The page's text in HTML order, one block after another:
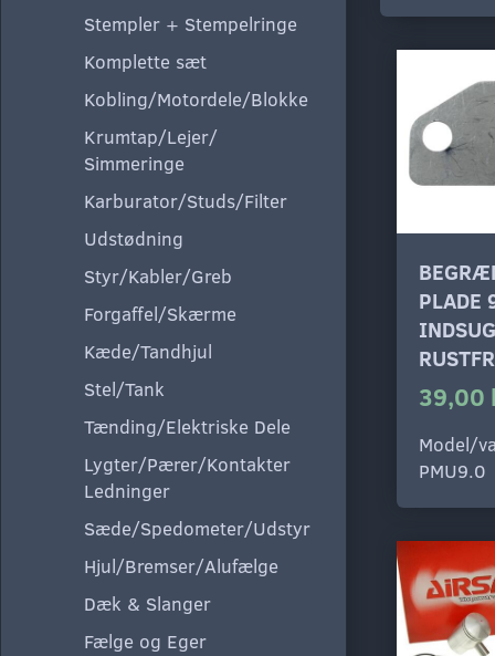
Stempler + Stempelringe
Komplette sæt
Kobling/Motordele/Blokke
Krumtap/Lejer/
Simmeringe
Karburator/Studs/Filter
Udstødning
Styr/Kabler/Greb
Forgaffel/Skærme
Kæde/Tandhjul
Stel/Tank
Tænding/Elektriske Dele
Lygter/Pærer/Kontakter
Ledninger
Sæde/Spedometer/Udstyr
Hjul/Bremser/Alufælge
Dæk & Slanger
Fælge og Eger
PLADE
39,00
Model/
PMU9.0